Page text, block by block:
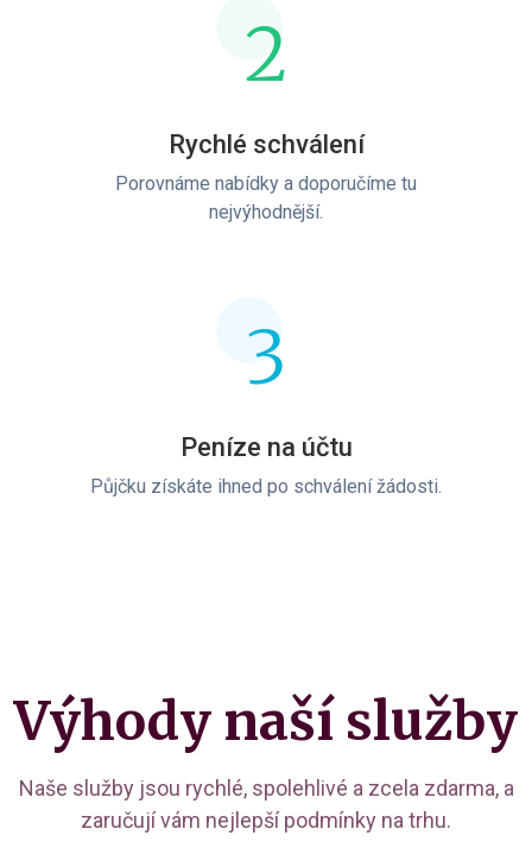
2
Rychlé schválení
Porovnáme nabídky a doporučíme tu
nejvýhodnější.
3
Peníze na účtu
Půjčku získáte ihned po schválení žádosti.
Výhody naší služby
Naše služby jsou rychlé, spolehlivé a zcela zdarma, a
zaručují vám nejlepší podmínky na trhu.